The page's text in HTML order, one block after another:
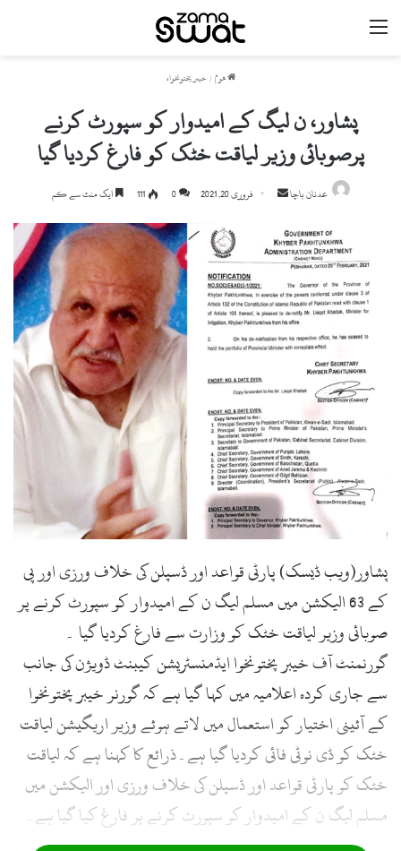
مینو
ھوم / خیبر پختونخواہ
پشاور، ن لیگ کے امیدوار کو سپورٹ کرنے
پرصوبائی وزیر لیاقت خٹک کو فارغ کردیا گیا
عدنان باچا
Send
email
فروری 20, 2021 0
111 ایک منٹ سے کم
پشاور(ویب ڈیسک) پارٹی قواعد اور ڈسپلن کی خلاف ورزی اور پی
کے 63 الیکشن میں مسلم لیگ ن کے امیدوار کو سپورٹ کرنے پر
صوبائی وزیر لیاقت خٹک کو وزارت سے فارغ کردیا گیا ۔
گورنمنٹ آف خیبر پختونخوا ایڈمنسٹریشن کیبنٹ ڈویژن کی جانب
سے جاری کردہ اعلامیہ میں کہا گیا ہے کہ گورنر خیبر پختونخوا
کے آئینی اختیار کو استعمال میں لاتے ہوئے وزیر اریگیشن لیاقت
خٹک کو ڈی نوٹی فائی کردیا گیا ہے۔ذرائع کا کہنا ہے کہ لیاقت
خٹک کو پارٹی قواعد اور ڈسپلن کی خلاف ورزی اور الیکشن میں
مسلم لیگ ن کے امیدوار کو سپورٹ کرنے پر فارغ کیا گیا ہے۔